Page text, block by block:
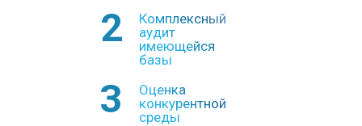
2
Комплексный
аудит
имеющейся
базы
3
Оценка
конкурентной
среды